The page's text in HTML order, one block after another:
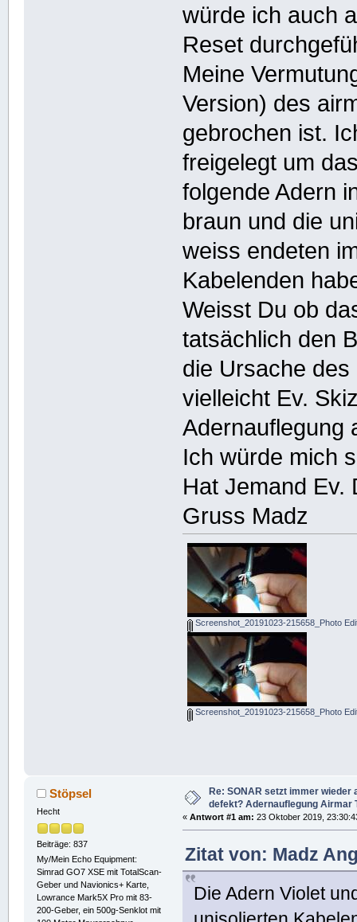
würde ich auch
Reset
Meine
Version) des
gebrochen ist.
freigelegt um
folgende Adern
braun und die
weiss endeten
Kabelenden
Weisst Du ob
tatsächlich den
die Ursache
vielleicht Ev.
Adernauflegung
Ich würde mich
Hat Jemand Ev.
Gruss Madz
Screenshot_20191023-215658_Photo
Screenshot_20191023-215658_Photo
Stöpsel
Hecht
Beiträge: 837
My/Mein Echo Equipment:
Simrad GO7 XSE mit TotalScan-
Geber und Navionics+ Karte,
Lowrance Mark5X Pro mit 83-
200-Geber, ein 500g-Senklot mit
Re: SONAR setzt immer wieder
defekt? Adernauflegung Airmar
«Antwort #1 am: 23 Oktober 2019,
Zitat von: Madz
Die Adern Violet